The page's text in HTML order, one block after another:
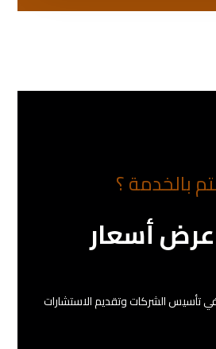
بالخدمة ؟
أسعار
الشركات وتقديم الاستشارات